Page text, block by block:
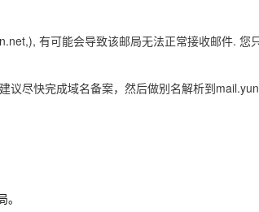
有可能会导致该邮局无法正常接收邮件. 您
议尽快完成域名备案，然后做别名解析到